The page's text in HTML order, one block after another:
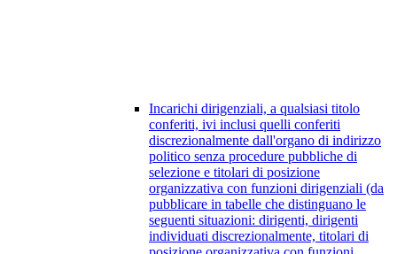
Incarichi dirigenziali, a qualsiasi titolo
conferiti, ivi inclusi quelli conferiti
discrezionalmente dall'organo di indirizzo
politico senza procedure pubbliche di
selezione e titolari di posizione
organizzativa con funzioni dirigenziali (da
pubblicare in tabelle che distinguano le
seguenti situazioni: dirigenti, dirigenti
individuati discrezionalmente, titolari di